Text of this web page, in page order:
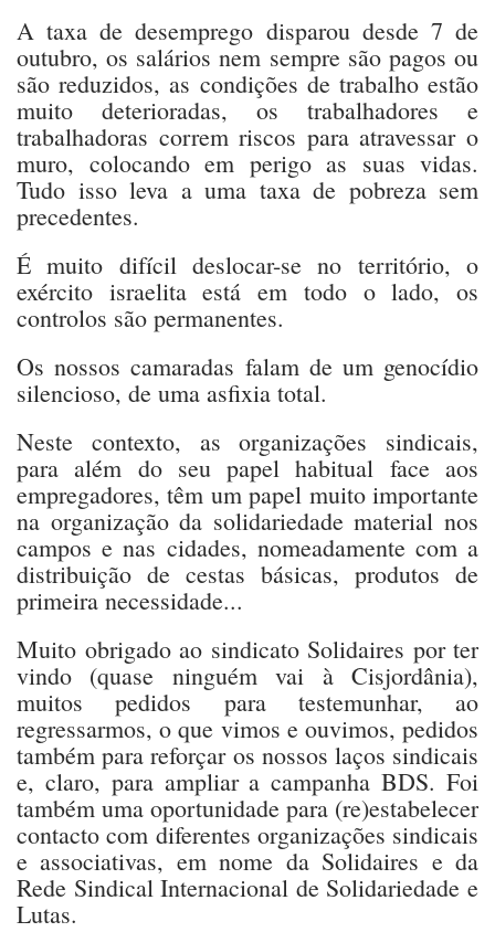
A taxa de desemprego disparou desde 7 de
outubro, os salários nem sempre são pagos ou
são reduzidos, as condições de trabalho estão
muito deterioradas, os trabalhadores e
trabalhadoras correm riscos para atravessar o
muro, colocando em perigo as suas vidas.
Tudo isso leva a uma taxa de pobreza sem
precedentes.
É muito difícil deslocar-se no território, o
exército israelita está em todo o lado, os
controlos são permanentes.
Os nossos camaradas falam de um genocídio
silencioso, de uma asfixia total.
Neste contexto, as organizações sindicais,
para além do seu papel habitual face aos
empregadores, têm um papel muito importante
na organização da solidariedade material nos
campos e nas cidades, nomeadamente com a
distribuição de cestas básicas, produtos de
primeira necessidade...
Muito obrigado ao sindicato Solidaires por ter
vindo (quase ninguém vai à Cisjordânia),
muitos pedidos para testemunhar, ao
regressarmos, o que vimos e ouvimos, pedidos
também para reforçar os nossos laços sindicais
e, claro, para ampliar a campanha BDS. Foi
também uma oportunidade para (re)estabelecer
contacto com diferentes organizações sindicais
e associativas, em nome da Solidaires e da
Rede Sindical Internacional de Solidariedade e
Lutas.